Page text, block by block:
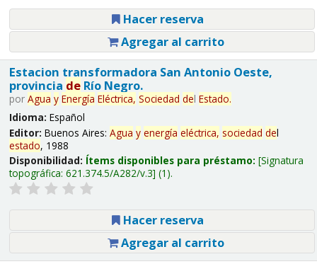
Hacer reserva
Agregar al carrito
Estacion transformadora San Antonio Oeste,
provincia deRío Negro.
por Agua y Energía Eléctrica, Sociedad del Estado.
Idioma: Español
Editor: Buenos Aires: Agua y energía eléctrica, sociedad del
estado, 1988
Disponibilidad: Ítems disponibles para préstamo: Signatura
topográfica: 621.374.5/A282/v.3 (1).
Hacer reserva
Agregar al carrito